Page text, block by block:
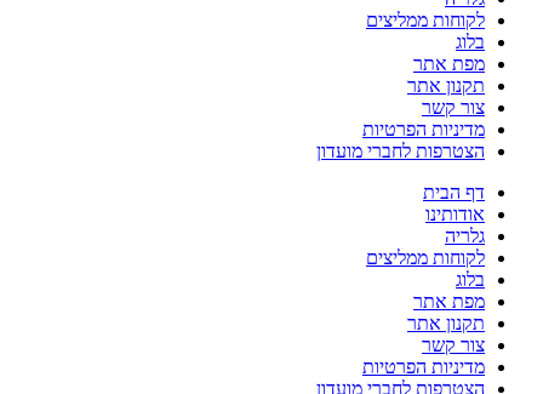
לקוחות ממליצים
בלוג
מפת אתר
תקנון אתר
צור קשר
מדיניות הפרטיות
הצטרפות לחברי מועדון
דף הבית
אודותינו
גלריה
לקוחות ממליצים
בלוג
מפת אתר
תקנון אתר
צור קשר
מדיניות הפרטיות
הצטרפות לחברי מועדון